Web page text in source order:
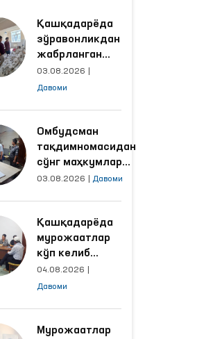
Қашқадарёда
зўравонликдан
жабрланган
аёлнинг ҳолати
Омбудсман
03.08.2026
Давоми
Омбудсман
тақдимномасидан
сўнг маҳкумлар
меҳнат қилаётган
яхшиланди
03.08.2026 Давоми
Қашқадарёда
мурожаатлар
кўп келиб
тушаётган
ҳудудлар
ишлаш йўлга
04.08.2026
Давоми
Мурожаатлар